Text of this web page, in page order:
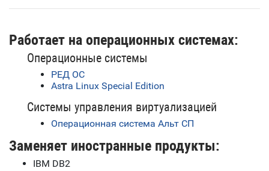
Работает на операционных системах:
Операционные системы
РЕД ОС
Astra Linux Special Edition
Системы управления виртуализацией
Операционная система Альт СП
Заменяет иностранные продукты:
IBM DB2